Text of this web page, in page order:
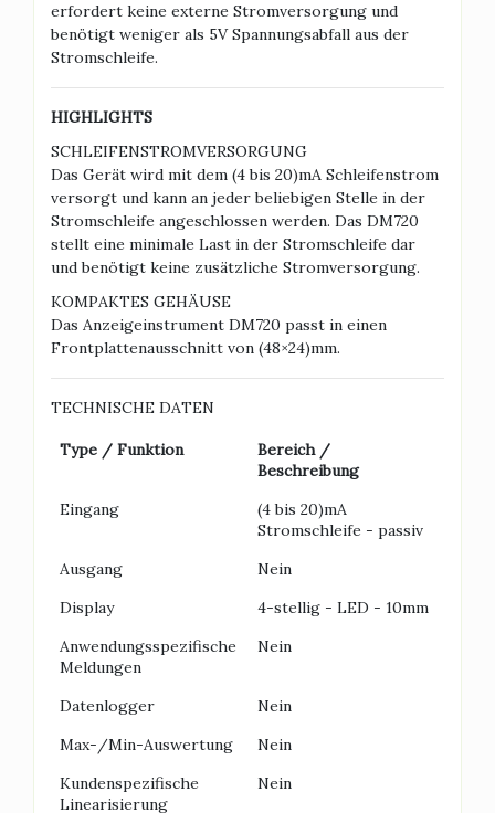
erfordert keine externe Stromversorgung und
benötigt weniger als 5V Spannungsabfall aus der
Stromschleife.
HIGHLIGHTS
SCHLEIFENSTROMVERSORGUNG
Das Gerät wird mit dem (4 bis 20)mA Schleifenstrom
versorgt und kann an jeder beliebigen Stelle in der
Stromschleife angeschlossen werden. Das DM720
stellt eine minimale Last in der Stromschleife dar
und benötigt keine zusätzliche Stromversorgung.
KOMPAKTES GEHÄUSE
Das Anzeigeinstrument DM720 passt in einen
Frontplattenausschnitt von (48×24)mm.
TECHNISCHE DATEN
Type / Funktion
Bereich /
Beschreibung
Eingang
(4 bis 20)mA
Stromschleife - passiv
Ausgang
Nein
Display
4-stellig - LED - 10mm
Anwendungsspezifische
Meldungen
Nein
Datenlogger
Nein
Max-/Min-Auswertung
Nein
Kundenspezifische
Linearisierung
Nein